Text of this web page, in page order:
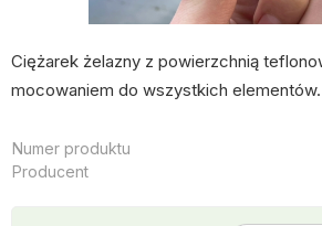
Ciężarek żelazny z powierzchnią
mocowaniem do wszystkich elementów.
Numer produktu
Producent